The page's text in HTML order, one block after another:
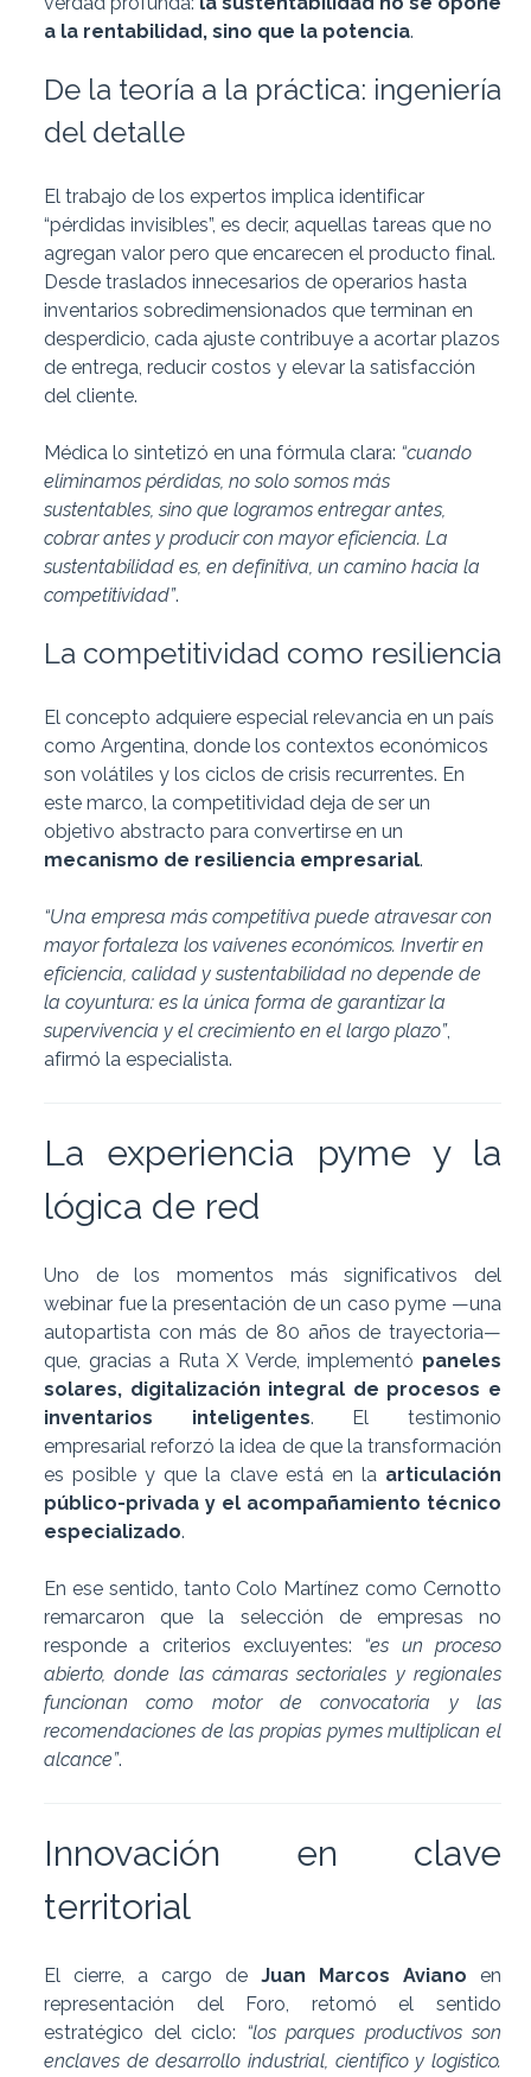
a la rentabilidad, sino que la potencia.
De la teoría a la práctica: ingeniería
del detalle
El trabajo de los expertos implica identificar
“pérdidas invisibles”, es decir, aquellas tareas que no
agregan valor pero que encarecen el producto final.
Desde traslados innecesarios de operarios hasta
inventarios sobredimensionados que terminan en
desperdicio, cada ajuste contribuye a acortar plazos
de entrega, reducir costos y elevar la satisfacción
del cliente.
Médica lo sintetizó en una fórmula clara: “cuando
eliminamos pérdidas, no solo somos más
sustentables, sino que logramos entregar antes,
cobrar antes y producir con mayor eficiencia. La
sustentabilidad es, en definitiva, un camino hacia la
competitividad”.
La competitividad como resiliencia
El concepto adquiere especial relevancia en un país
como Argentina, donde los contextos económicos
son volátiles y los ciclos de crisis recurrentes. En
este marco, la competitividad deja de ser un
objetivo abstracto para convertirse en un
mecanismo de resiliencia empresarial.
“Una empresa más competitiva puede atravesar con
mayor fortaleza los vaivenes económicos. Invertir en
eficiencia, calidad y sustentabilidad no depende de
la coyuntura: es la única forma de garantizar la
supervivencia y el crecimiento en el largo plazo”,
afirmó la especialista.
La experiencia pyme y la
lógica de red
Uno de los momentos más significativos del
webinar fue la presentación de un caso pyme —una
autopartista con más de 80 años de trayectoria—
que, gracias a Ruta X Verde, implementó paneles
solares, digitalización integral de procesos e
inventarios inteligentes. El testimonio
empresarial reforzó la idea de que la transformación
es posible y que la clave está en la articulación
público-privada y el acompañamiento técnico
especializado.
En ese sentido, tanto Colo Martínez como Cernotto
remarcaron que la selección de empresas no
responde a criterios excluyentes: “es un proceso
abierto, donde las cámaras sectoriales y regionales
funcionan como motor de convocatoria y las
recomendaciones de las propias pymes multiplican el
alcance”.
Innovación en clave
territorial
El cierre, a cargo de Juan Marcos Aviano en
representación del Foro, retomó el sentido
estratégico del ciclo:
“los parques productivos son
enclaves de desarrollo industrial, científico y logístico.